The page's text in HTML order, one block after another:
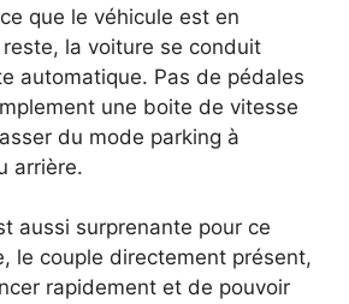
que le véhicule est en
la voiture se conduit
automatique. Pas de pédales
une boite de vitesse
du mode parking à
arrière.
aussi surprenante pour ce
le couple directement présent,
rapidement et de pouvoir